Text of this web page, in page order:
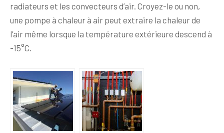
radiateurs et les convecteurs d’air. Croyez-le ou non,
une pompe à chaleur à air peut extraire la chaleur de
l’air même lorsque la température extérieure descend à
-15°C.